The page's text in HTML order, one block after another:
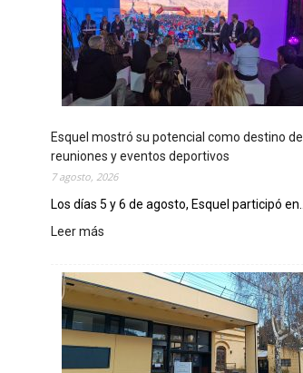
Esquel mostró su potencial como destino de
reuniones y eventos deportivos
7 agosto, 2026
Los días 5 y 6 de agosto, Esquel participó en...
Leer más
s
q
u
e
l
m